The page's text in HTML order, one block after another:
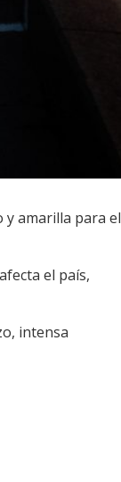
amarilla para el
el país,
intensa